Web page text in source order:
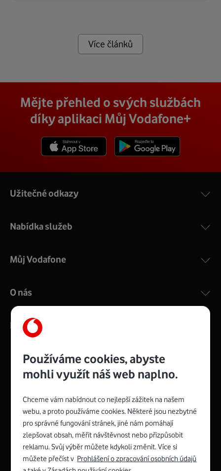
Více článků
Mějte přehled o svých službách
díky aplikaci Můj Vodafone+
Spojte se s Vodafonem
Facebook
profil
X
profil
Instagram
profil
Youtube
profil
Vodafone
TV
LinkedIn
profil
Užitečné odkazy
Nabídka služeb
Můj Vodafone
O nás
Kontakty
Management
consultancy
Recruitment
logo
Top
roku
Platinové
EcoVadis
Buy
Award
má
První
zelenou
Používáme cookies, abyste
mohli využít náš web naplno.
Chceme vám nabídnout co nejlepší zážitek na našem
webu, a proto používáme cookies. Některé jsou nezbytné
pro správné fungování stránek, jiné nám pomáhají
zlepšovat obsah, měřit návštěvnost nebo přizpůsobit
reklamu. Svůj výběr můžete kdykoli změnit. Více si
můžete přečíst v Prohlášení o zpracování osobních údajů